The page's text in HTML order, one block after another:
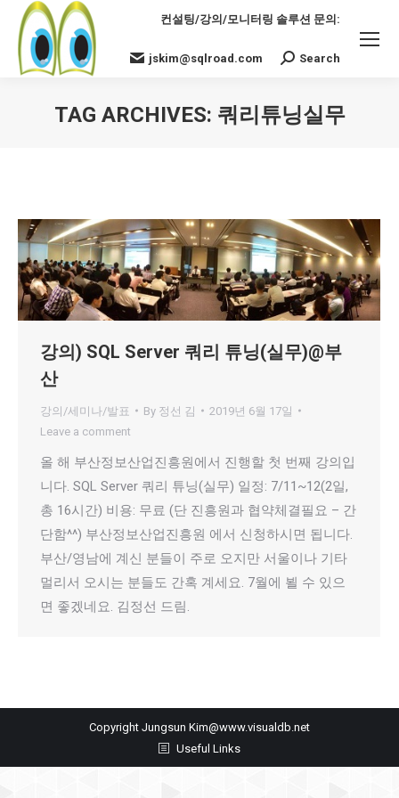
컨설팅/강의/모니터링 솔루션 문의:
jskim@sqlroad.com Search:
Search
TAG ARCHIVES: 쿼리튜닝실무
강의) SQL Server 쿼리 튜닝(실무)@부
산
강의/세미나/발표 By 정선 김
2019년 6월 17일
Leave a comment
올 해 부산정보산업진흥원에서 진행할 첫 번째 강의입
니다. SQL Server 쿼리 튜닝(실무) 일정: 7/11~12(2일,
총 16시간) 비용: 무료 (단 진흥원과 협약체결필요 – 간
단함^^) 부산정보산업진흥원 에서 신청하시면 됩니다.
부산/영남에 계신 분들이 주로 오지만 서울이나 기타
멀리서 오시는 분들도 간혹 계세요. 7월에 뵐 수 있으
면 좋겠네요. 김정선 드림.
Copyright Jungsun Kim@www.visualdb.net
Useful Links